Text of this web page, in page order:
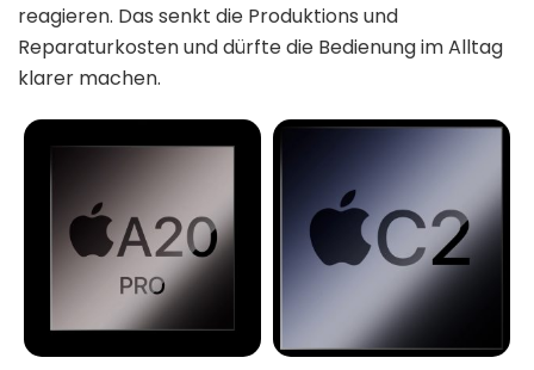
reagieren. Das senkt die Produktions und
Reparaturkosten und dürfte die Bedienung im Alltag
klarer machen.